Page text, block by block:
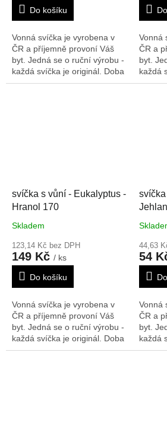
Do košíku
Vonná svíčka je vyrobena v
ČR a příjemně provoní Váš
byt. Jedná se o ruční výrobu -
každá svíčka je originál. Doba
hoření: 82 h,Rozměry V/Š/H:
Vonná
ČR a
byt.
každá
svíčka s vůní - Eukalyptus -
Hranol 170
Skladem
123,14 Kč bez DPH
149 Kč / ks
Do košíku
Vonná svíčka je vyrobena v
ČR a příjemně provoní Váš
byt. Jedná se o ruční výrobu -
každá svíčka je originál. Doba
hoření: 140 hRozměry V/Š/H:
44,63
54
Vonná
ČR a
byt.
každá